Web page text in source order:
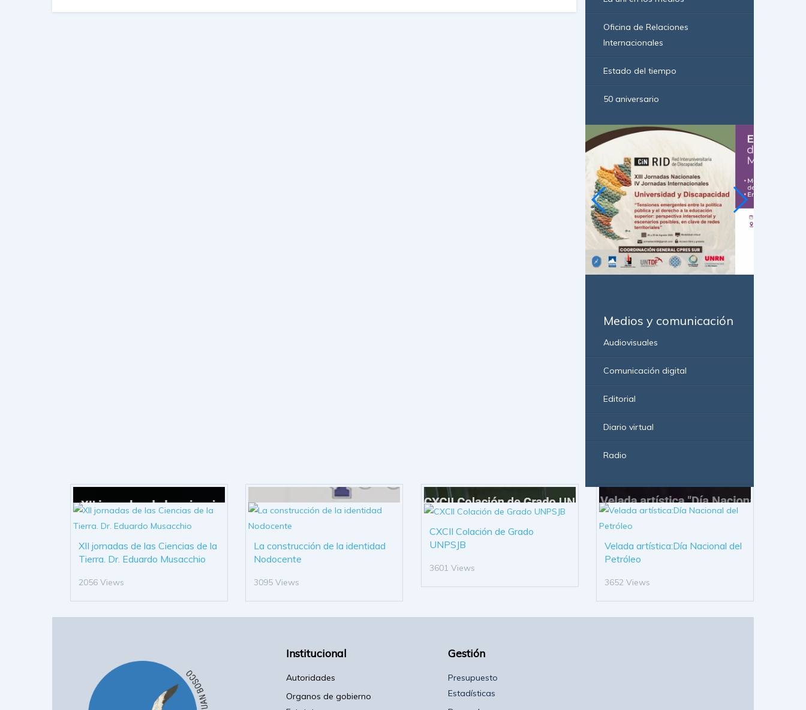
Oficina de Relaciones
Internacionales
Estado del tiempo
50 aniversario
Medios y comunicación
Audiovisuales
Comunicación digital
Editorial
Diario virtual
Radio
XII jornadas de las Ciencias de la
Tierra. Dr. Eduardo Musacchio
2056 Views
La construcción de la identidad
Nodocente
3095 Views
CXCII Colación de Grado
UNPSJB
3601 Views
Velada artística:Día Nacional del
Petróleo
3652 Views
Institucional
Autoridades
Organos de gobierno
Gestión
Presupuesto
Estadísticas